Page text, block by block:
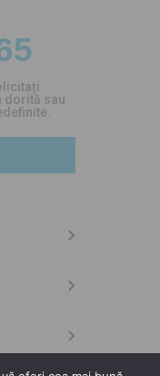
dorită sau